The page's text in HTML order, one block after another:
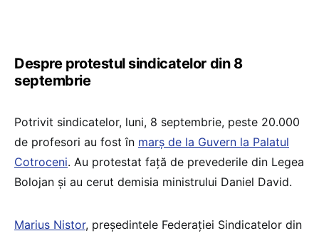
Despre protestul sindicatelor din 8
septembrie
Potrivit sindicatelor, luni, 8 septembrie, peste 20.000
de profesori au fost în marș de la Guvern la Palatul
Cotroceni. Au protestat față de prevederile din Legea
Bolojan și au cerut demisia ministrului Daniel David.
Marius Nistor, președintele Federației Sindicatelor din